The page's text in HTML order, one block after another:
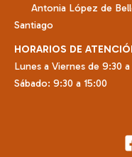
Antonia López de
Santiago
HORARIOS DE
Lunes a Viernes de 9:30 a
Sábado: 9:30 a 15:00